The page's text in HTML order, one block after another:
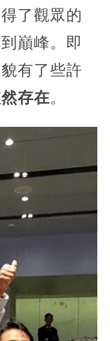
了觀眾的
巔峰。即
有了些許
存在。